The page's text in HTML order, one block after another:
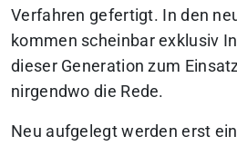
Verfahren gefertigt. In den
kommen scheinbar exklusiv
dieser Generation zum
nirgendwo die Rede.
Neu aufgelegt werden erst